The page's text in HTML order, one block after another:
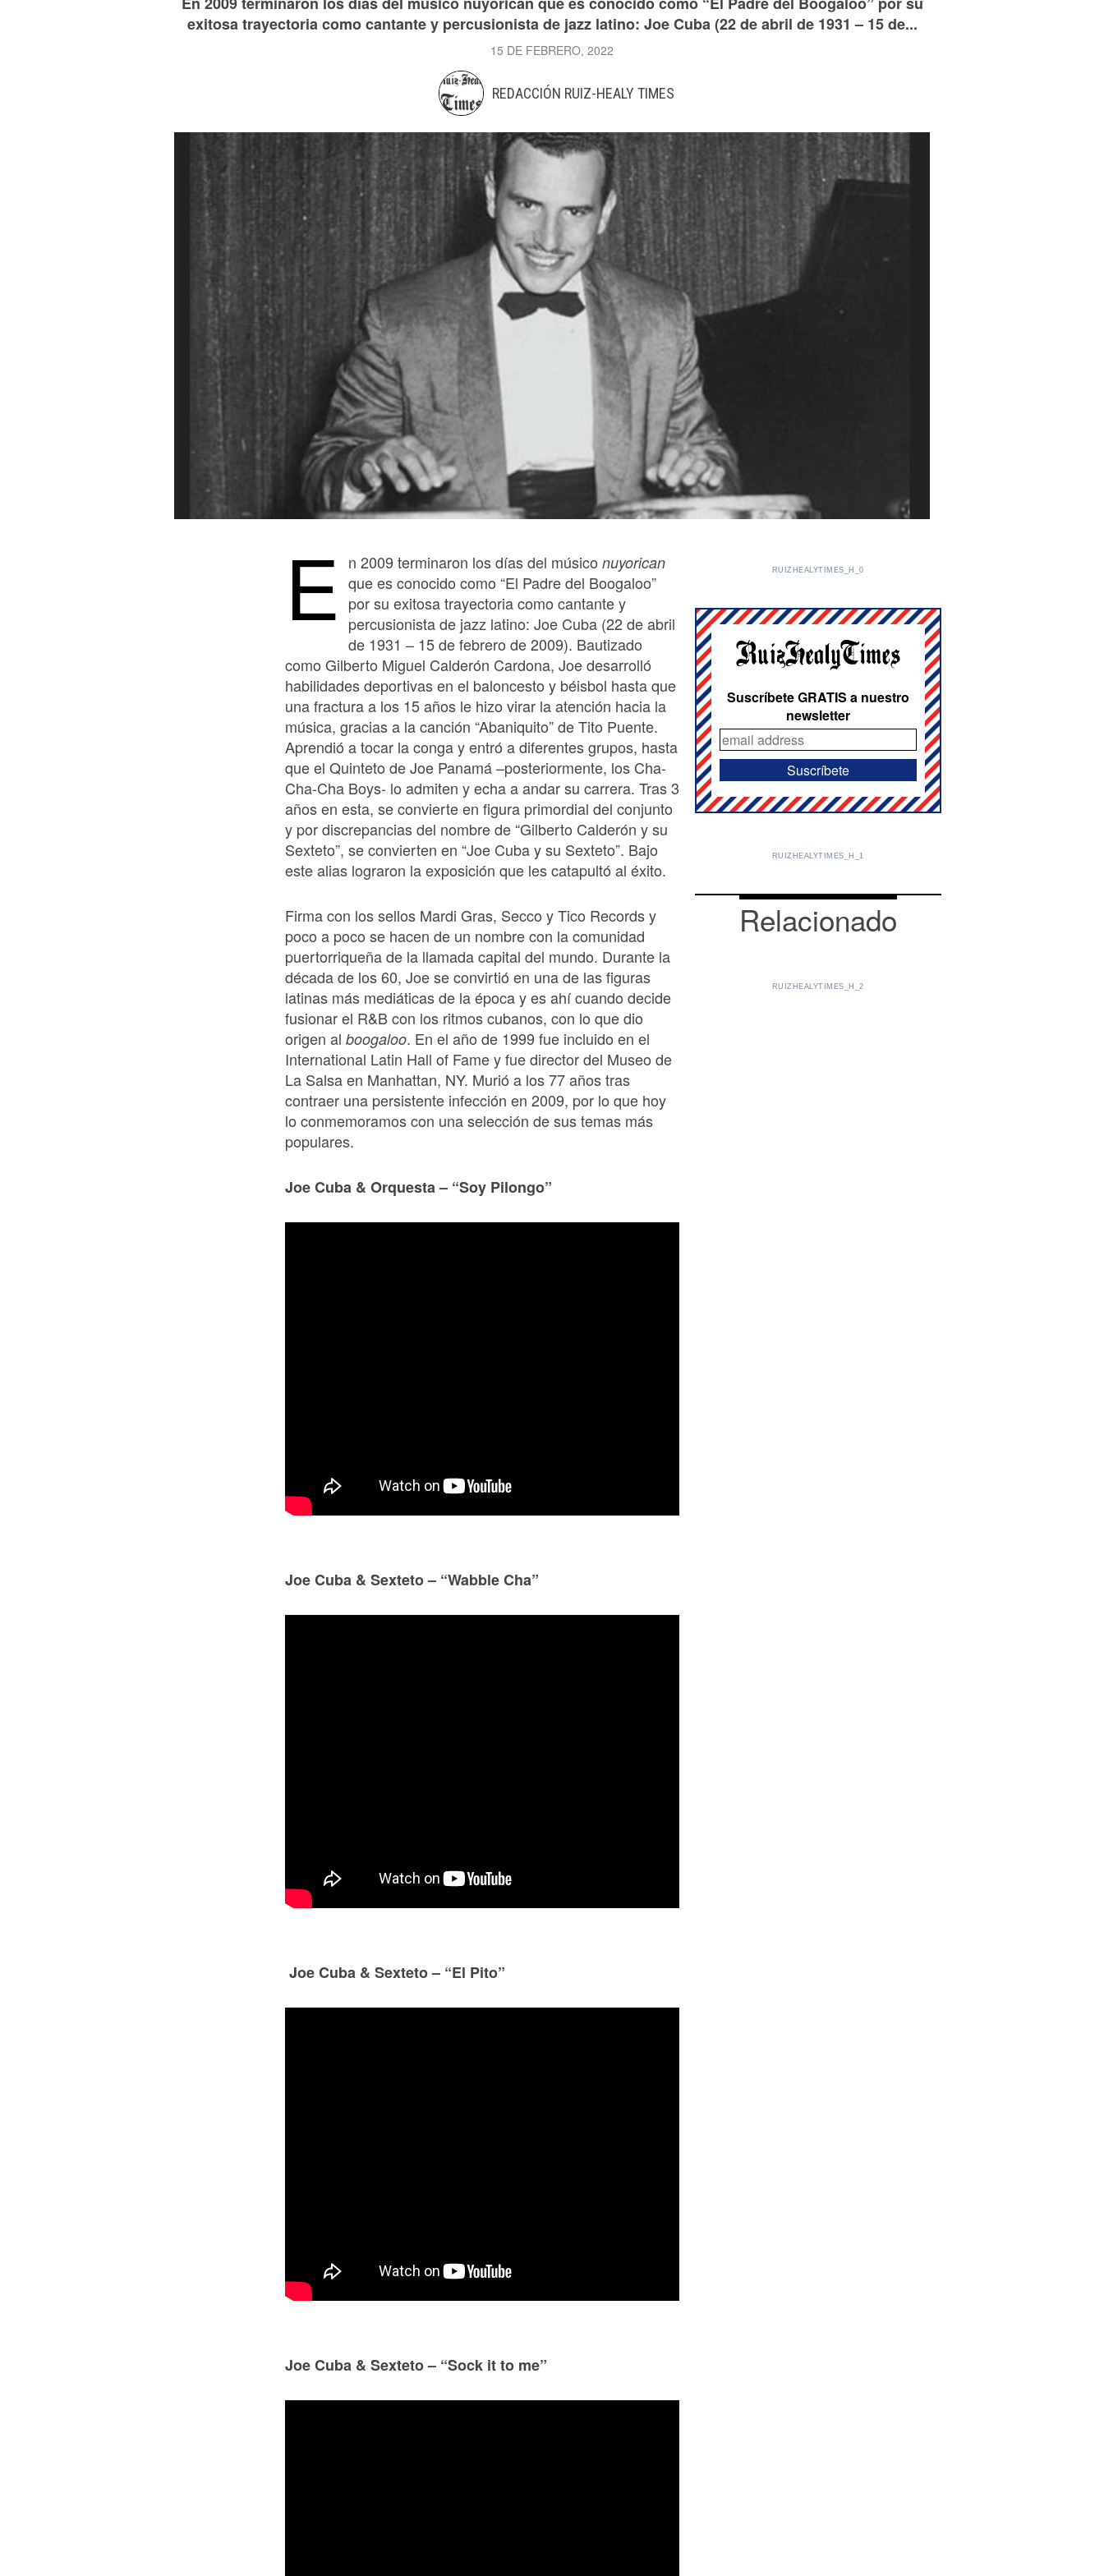
exitosa trayectoria como cantante y percusionista de jazz latino: Joe Cuba (22 de abril de 1931 – 15 de...
15 DE FEBRERO, 2022
REDACCIÓN RUIZ-HEALY TIMES
E n 2009 terminaron los días del músico nuyorican
que es conocido como “El Padre del Boogaloo”
por su exitosa trayectoria como cantante y
percusionista de jazz latino: Joe Cuba (22 de abril
de 1931 – 15 de febrero de 2009). Bautizado
como Gilberto Miguel Calderón Cardona, Joe desarrolló
habilidades deportivas en el baloncesto y béisbol hasta que
una fractura a los 15 años le hizo virar la atención hacia la
música, gracias a la canción “Abaniquito” de Tito Puente.
Aprendió a tocar la conga y entró a diferentes grupos, hasta
que el Quinteto de Joe Panamá –posteriormente, los Cha-
Cha-Cha Boys- lo admiten y echa a andar su carrera. Tras 3
años en esta, se convierte en figura primordial del conjunto
y por discrepancias del nombre de “Gilberto Calderón y su
Sexteto”, se convierten en “Joe Cuba y su Sexteto”. Bajo
este alias lograron la exposición que les catapultó al éxito.
Firma con los sellos Mardi Gras, Secco y Tico Records y
poco a poco se hacen de un nombre con la comunidad
puertorriqueña de la llamada capital del mundo. Durante la
década de los 60, Joe se convirtió en una de las figuras
latinas más mediáticas de la época y es ahí cuando decide
fusionar el R&B con los ritmos cubanos, con lo que dio
origen al boogaloo. En el año de 1999 fue incluido en el
International Latin Hall of Fame y fue director del Museo de
La Salsa en Manhattan, NY. Murió a los 77 años tras
contraer una persistente infección en 2009, por lo que hoy
lo conmemoramos con una selección de sus temas más
populares.
Joe Cuba & Orquesta – “Soy Pilongo”
Joe Cuba & Sexteto – “Wabble Cha”
Joe Cuba & Sexteto – “El Pito”
Joe Cuba & Sexteto – “Sock it to me”
RUIZHEALYTIMES_H_0
Suscríbete GRATIS a nuestro
newsletter
RUIZHEALYTIMES_H_1
Relacionado
RUIZHEALYTIMES_H_2